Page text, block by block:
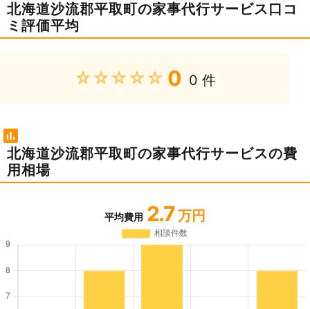
北海道沙流郡平取町の家事代行サービス口コ
ミ評価平均
★★★★★ 0 0 件
北海道沙流郡平取町の家事代行サービスの費
用相場
平均費用 2.7 万円